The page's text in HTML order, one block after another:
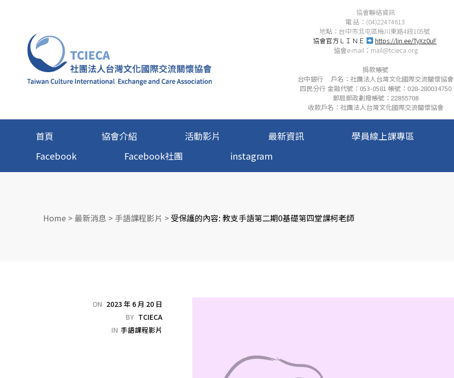
協會聯絡資訊
電 話：(04)22474613
地點：台中市北屯區梅川東路4段105號
協會官方ＬＩＮＥ
https://lin.ee/TyXz0uF
協會e-mail： mail@tcieca.org
捐款帳號
台中銀行 戶名：社團法人台灣文化國際交流關懷協會
四民分行 金融代號：053-0581 帳號：028-280034750
郵局郵政劃撥帳號： 22855708
收款戶名：社團法人台灣文化國際交流關懷協會
首頁 協會介紹 活動影片 最新資訊 學員線上課專區
Facebook
Facebook社團 instagram
Home > 最新消息 > 手語課程影片 > 受保護的內容: 教支手語第二期0基礎第四堂課柯老師
ON 2023 年 6 月 20 日
BY TCIECA
IN 手語課程影片